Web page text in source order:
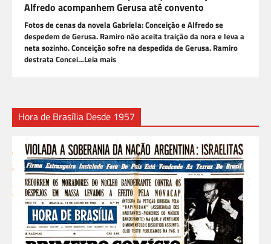
Alfredo acompanhem Gerusa até convento
Fotos de cenas da novela Gabriela: Conceição e Alfredo se
despedem de Gerusa. Ramiro não aceita traição da nora e leva a
neta sozinho. Conceição sofre na despedida de Gerusa. Ramiro
destrata Concei…Leia mais
Hora de Brasília Desde 1957